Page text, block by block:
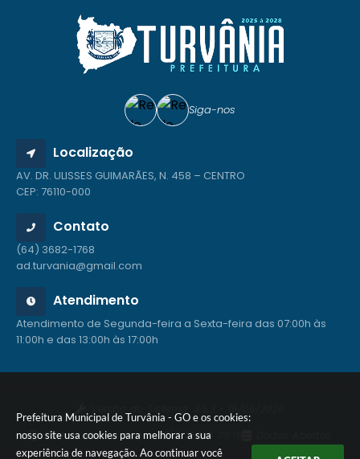
Prefeitura Municipal de Turvânia - GO e os cookies:
nosso site usa cookies para melhorar a sua
experiência de navegação. Ao continuar você
Siga-nos
Localização
AV. DR. ULISSES GUIMARÃES, N. 458 – CENTRO
CEP: 76110-000
Contato
(64) 3682-1768
ad.turvania@gmail.com
Atendimento
Atendimento de Segunda-feira a Sexta-feira das 07:00h às
11:00h e das 13:00h às 17:00h
Portal atualizado em:27/07/2026 09:18